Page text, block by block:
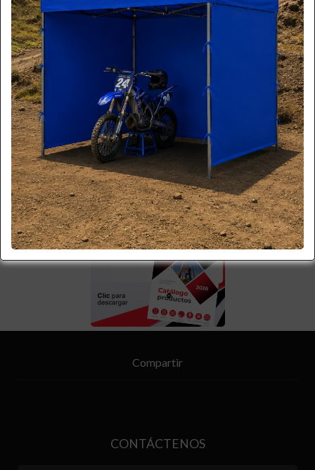
Por favor regrese a la página principal
VOLVER A HOME
Compartir
CONTÁCTENOS